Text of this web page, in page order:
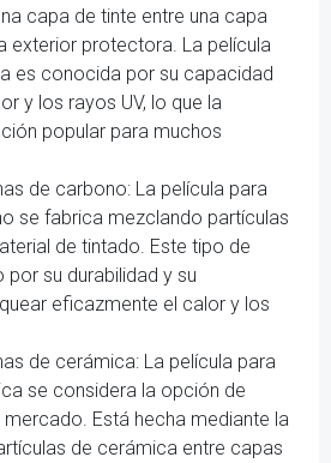
capa de tinte entre una capa
exterior protectora. La película
es conocida por su capacidad
y los rayos UV, lo que la
popular para muchos
de carbono: La película para
se fabrica mezclando partículas
de tintado. Este tipo de
su durabilidad y su
eficazmente el calor y los
de cerámica: La película para
se considera la opción de
Está hecha mediante la
de cerámica entre capas